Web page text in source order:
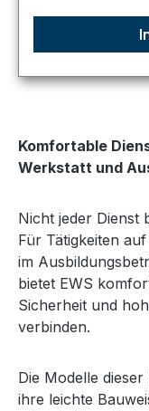
Komfortable
Werkstatt und
Nicht jeder Dienst
Für Tätigkeiten
im
bietet EWS
Sicherheit und
verbinden.
Die Modelle
ihre leichte